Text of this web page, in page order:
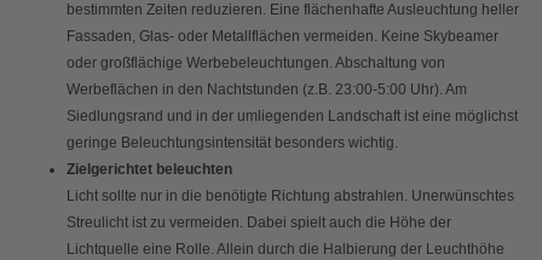
bestimmten Zeiten reduzieren. Eine flächenhafte Ausleuchtung heller
Fassaden, Glas- oder Metallflächen vermeiden. Keine Skybeamer
oder großflächige Werbebeleuchtungen. Abschaltung von
Werbeflächen in den Nachtstunden (z.B. 23:00-5:00 Uhr). Am
Siedlungsrand und in der umliegenden Landschaft ist eine möglichst
geringe Beleuchtungsintensität besonders wichtig.
Zielgerichtet beleuchten
Licht sollte nur in die benötigte Richtung abstrahlen. Unerwünschtes
Streulicht ist zu vermeiden. Dabei spielt auch die Höhe der
Lichtquelle eine Rolle. Allein durch die Halbierung der Leuchthöhe